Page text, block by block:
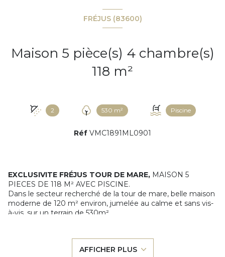
FRÉJUS (83600)
Maison 5 pièce(s) 4 chambre(s)
118 m²
2 530 m² Piscine
Réf VMC1891ML0901
EXCLUSIVITE FRÉJUS TOUR DE MARE, MAISON 5
PIECES DE 118 M² AVEC PISCINE.
Dans le secteur recherché de la tour de mare, belle maison
moderne de 120 m² environ, jumelée au calme et sans vis-
à-vis, sur un terrain de 530m².
manger climatisée et d'une cuisine équipée, de deux
chambres en enfilade dont une climatisée et l'autre avec
AFFICHER PLUS